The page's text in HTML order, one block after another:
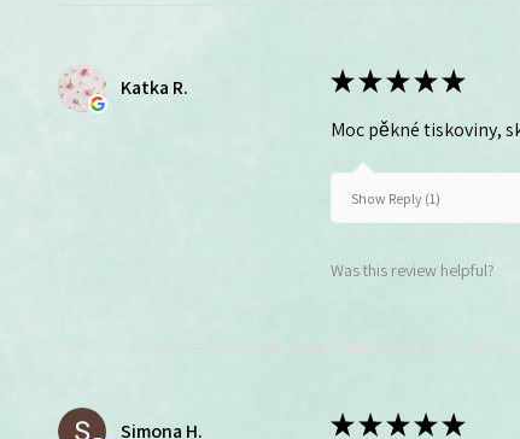
Katka R. ★★★★★
Moc pěkné tiskoviny,
Show Reply (1)
Was this review helpful?
Simona H. ★★★★★